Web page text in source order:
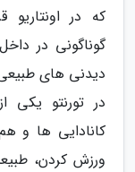
که در
گوناگونی در
دیدنی های
در تورنتو یکی
کانادایی ها و
ورزش کردن،